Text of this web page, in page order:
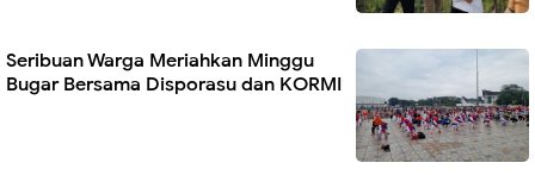
Seribuan Warga Meriahkan Minggu
Bugar Bersama Disporasu dan KORMI